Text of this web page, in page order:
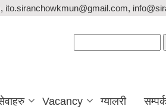
ito.siranchowkmun@gmail.com,
Vacancy ग्यालरी